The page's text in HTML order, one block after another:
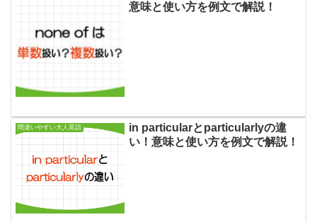
意味と使い方を例文で解説！
間違いやすい大人英語
in particularとparticularlyの違
い！意味と使い方を例文で解説！